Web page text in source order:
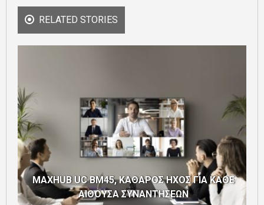
RELATED STORIES
MAXHUB UC BM45, ΚΑΘΑΡΟΣ ΗΧΟΣ ΓΙΑ ΚΑΘΕ
ΑΙΘΟΥΣΑ ΣΥΝΑΝΤΗΣΕΩΝ